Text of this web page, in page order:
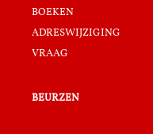
boeken
adreswijziging
vraag
beurzen